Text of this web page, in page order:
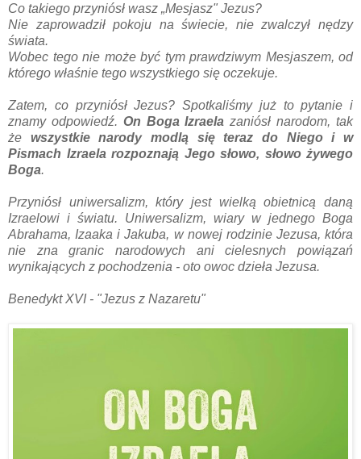
Co takiego przyniósł wasz „Mesjasz" Jezus?
Nie zaprowadził pokoju na świecie, nie zwalczył nędzy
świata.
Wobec tego nie może być tym prawdziwym Mesjaszem, od
którego właśnie tego wszystkiego się oczekuje.
Zatem, co przyniósł Jezus? Spotkaliśmy już to pytanie i
znamy odpowiedź. On Boga Izraela zaniósł narodom, tak
że wszystkie narody modlą się teraz do Niego i w
Pismach Izraela rozpoznają Jego słowo, słowo żywego
Boga.
Przyniósł uniwersalizm, który jest wielką obietnicą daną
Izraelowi i światu. Uniwersalizm, wiary w jednego Boga
Abrahama, Izaaka i Jakuba, w nowej rodzinie Jezusa, która
nie zna granic narodowych ani cielesnych powiązań
wynikających z pochodzenia - oto owoc dzieła Jezusa.
Benedykt XVI - "Jezus z Nazaretu"